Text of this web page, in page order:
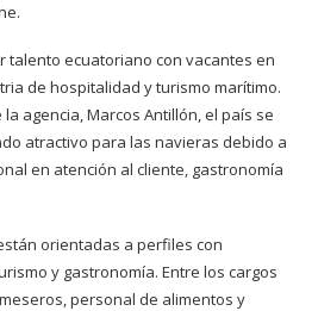
talento ecuatoriano con vacantes en
de hospitalidad y turismo marítimo.
agencia, Marcos Antillón, el país se
atractivo para las navieras debido a
en atención al cliente, gastronomía
orientadas a perfiles con
y gastronomía. Entre los cargos
personal de alimentos y